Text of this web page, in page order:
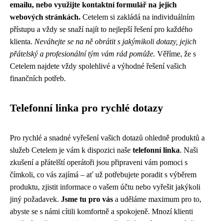
emailu, nebo využijte kontaktní formulář na jejich
webových stránkách. Cetelem si zakládá na individuálním
přístupu a vždy se snaží najít to nejlepší řešení pro každého
klienta. Neváhejte se na ně obrátit s jakýmikoli dotazy, jejich
přátelský a profesionální tým vám rád pomůže. Věříme, že s
Cetelem najdete vždy spolehlivé a výhodné řešení vašich
finančních potřeb.
Telefonní linka pro rychlé dotazy
Pro rychlé a snadné vyřešení vašich dotazů ohledně produktů a
služeb Cetelem je vám k dispozici naše telefonní linka. Naši
zkušení a přátelští operátoři jsou připraveni vám pomoci s
čímkoli, co vás zajímá – ať už potřebujete poradit s výběrem
produktu, zjistit informace o vašem účtu nebo vyřešit jakýkoli
jiný požadavek. Jsme tu pro vás a uděláme maximum pro to,
abyste se s námi cítili komfortně a spokojeně. Mnozí klienti